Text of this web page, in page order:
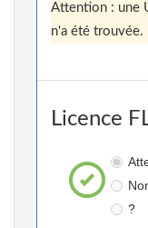
Attention : une
n'a été trouvée.
Licence
?